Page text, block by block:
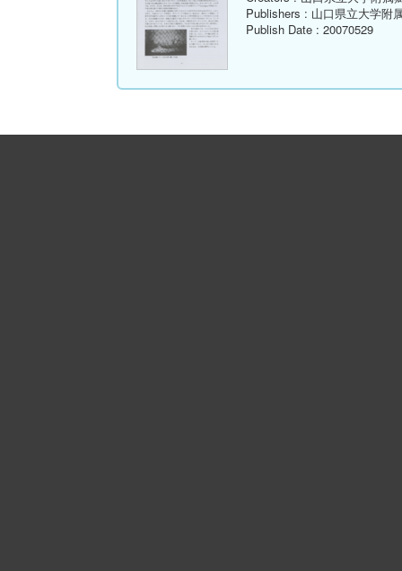
Publishers : 山口県立大学附
Publish Date : 20070529